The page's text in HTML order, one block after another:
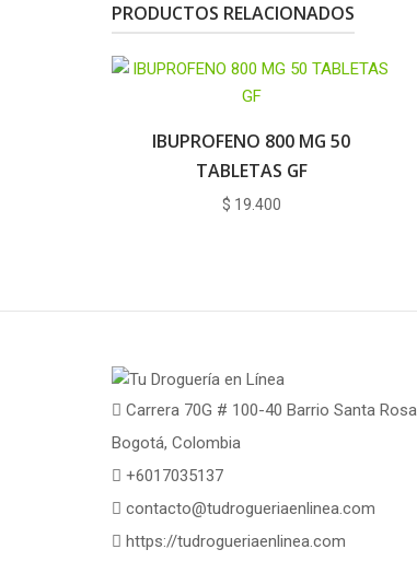
PRODUCTOS RELACIONADOS
IBUPROFENO 800 MG 50
TABLETAS GF
$ 19.400
Carrera 70G # 100-40 Barrio Santa Rosa
Bogotá, Colombia
+6017035137
contacto@tudrogueriaenlinea.com
https://tudrogueriaenlinea.com